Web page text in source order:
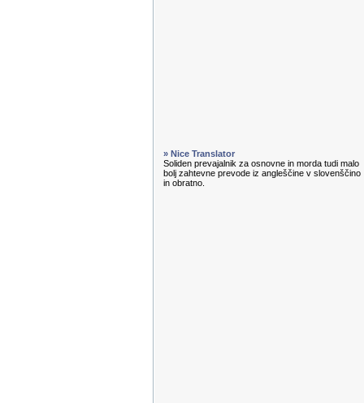
» Nice Translator
Soliden prevajalnik za osnovne in morda tudi malo
bolj zahtevne prevode iz angleščine v slovenščino
in obratno.